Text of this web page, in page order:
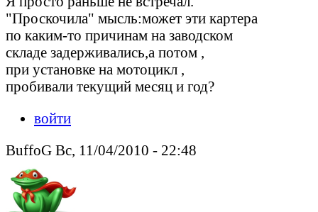
"Проскочила" мысль:может эти картера
по каким-то причинам на заводском
складе задерживались,а потом ,
при установке на мотоцикл ,
пробивали текущий месяц и год?
войти
BuffoG Вс, 11/04/2010 - 22:48